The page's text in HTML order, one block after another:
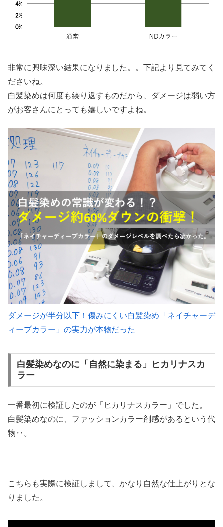
非常に興味深い結果になりました。。下記より見てみてく
ださいね。
白髪染めは何度も繰り返すものだから、ダメージは弱い方
がお客さんにとっても嬉しいですよね。
ダメージが半分以下！傷みにくい白髪染め「ネイチャーデ
ィープカラー」の実力が本物だった
白髪染めなのに「自然に染まる」ヒカリナスカ
ラー
一番最初に検証したのが「ヒカリナスカラー」でした。
白髪染めなのに、ファッションカラー剤感があるという代
物‥。
こちらも実際に検証しまして、かなり自然な仕上がりとな
りました。